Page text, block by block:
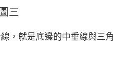
圖 三
三
，就是底邊的中垂線與三角